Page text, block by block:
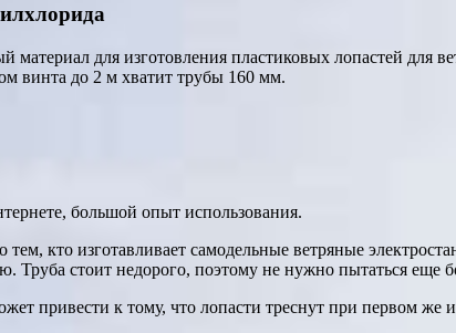
для изготовления пластиковых лопастей для
винта до 2 м хватит трубы 160 мм.
большой опыт использования.
кто изготавливает самодельные ветряные
Труба стоит недорого, поэтому не нужно пытаться
привести к тому, что лопасти треснут при первом же